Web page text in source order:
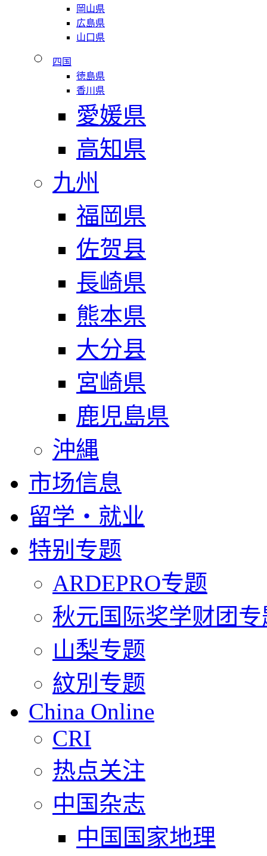
岡山県
広島県
山口県
四国
徳島県
香川県
愛媛県
高知県
九州
福岡県
佐贺县
長崎県
熊本県
大分县
宮崎県
鹿児島県
沖縄
市场信息
留学・就业
特别专题
ARDEPRO专题
秋元国际奖学财团专
山梨专题
紋別专题
China Online
CRI
热点关注
中国杂志
中国国家地理